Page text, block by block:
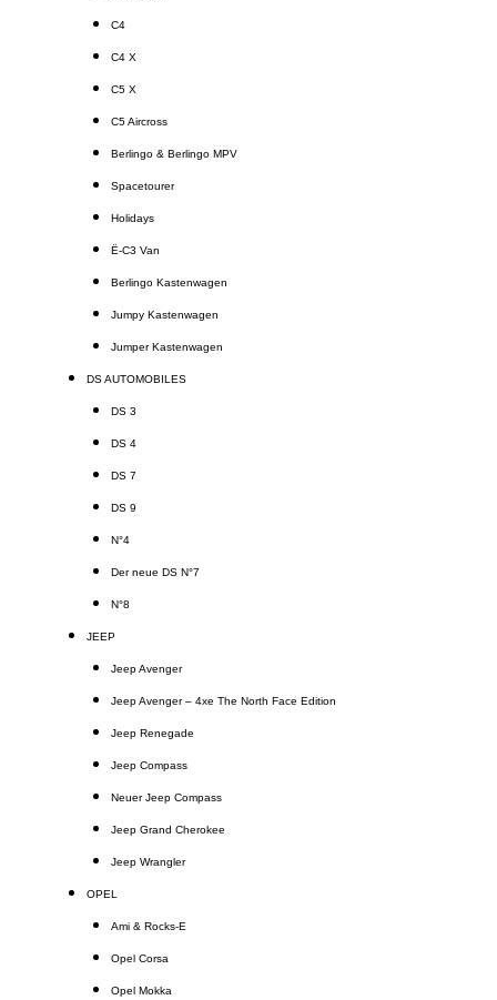
C4
C4 X
C5 X
C5 Aircross
Berlingo & Berlingo MPV
Spacetourer
Holidays
Ë-C3 Van
Berlingo Kastenwagen
Jumpy Kastenwagen
Jumper Kastenwagen
DS AUTOMOBILES
DS 3
DS 4
DS 7
DS 9
N°4
Der neue DS N°7
N°8
JEEP
Jeep Avenger
Jeep Avenger – 4xe The North Face Edition
Jeep Renegade
Jeep Compass
Neuer Jeep Compass
Jeep Grand Cherokee
Jeep Wrangler
OPEL
Ami & Rocks-E
Opel Corsa
Opel Mokka